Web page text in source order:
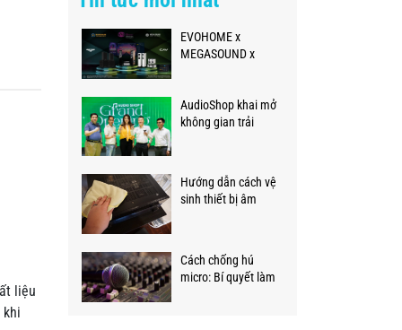
liệu
EVOHOME x
MEGASOUND x
AudioShop khai mở
không gian trải
chuyên nghiệp
Hướng dẫn cách vệ
sinh thiết bị âm
Cách chống hú
micro: Bí quyết làm